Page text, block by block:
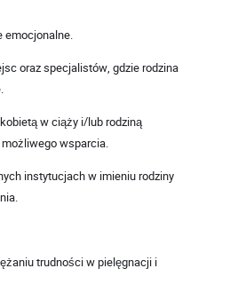
emocjonalne.
oraz specjalistów, gdzie rodzina
w ciąży i/lub rodziną
wsparcia.
instytucjach w imieniu rodziny
trudności w pielęgnacji i